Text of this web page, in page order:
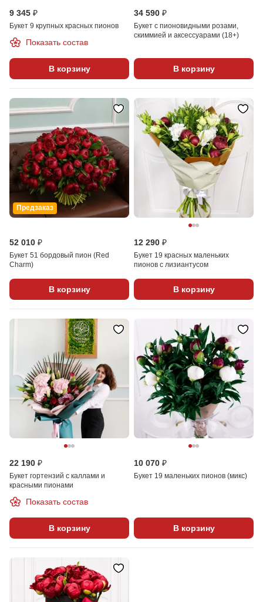
9 345 ₽
Букет 9 крупных красных пионов
Показать состав
В корзину
34 590 ₽
Букет с пионовидными розами,
скиммией и аксессуарами (18+)
В корзину
Предзаказ
52 010 ₽
Букет 51 бордовый пион (Red
Charm)
В корзину
12 290 ₽
Букет 19 красных маленьких
пионов с лизиантусом
В корзину
22 190 ₽
Букет гортензий с каллами и
красными пионами
Показать состав
В корзину
10 070 ₽
Букет 19 маленьких пионов (микс)
В корзину